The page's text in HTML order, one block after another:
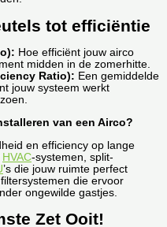
tot efficiëntie
Hoe efficiënt jouw airco
midden in de zomerhitte.
Ratio): Een gemiddelde
jouw systeem werkt
van een Airco?
en efficiency op lange
HVAC-systemen, split-
’s die jouw ruimte perfect
die ervoor
ongewilde gastjes.
Zet Ooit!